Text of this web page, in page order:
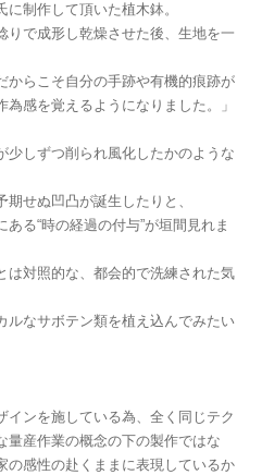
制作して頂いた植木鉢。
りで成形し乾燥させた後、生地を一
からこそ自分の手跡や有機的痕跡が
感を覚えるようになりました。」
少しずつ削られ風化したかのような
せぬ凹凸が誕生したりと、
る“時の経過の付与”が垣間見れま
は対照的な、都会的で洗練された気
ルなサボテン類を植え込んでみたい
インを施している為、全く同じテク
量産作業の概念の下の製作ではな
の感性の赴くままに表現しているか